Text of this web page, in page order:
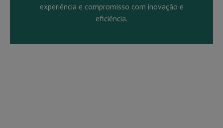
experiência e compromisso com inovação e
eficiência.